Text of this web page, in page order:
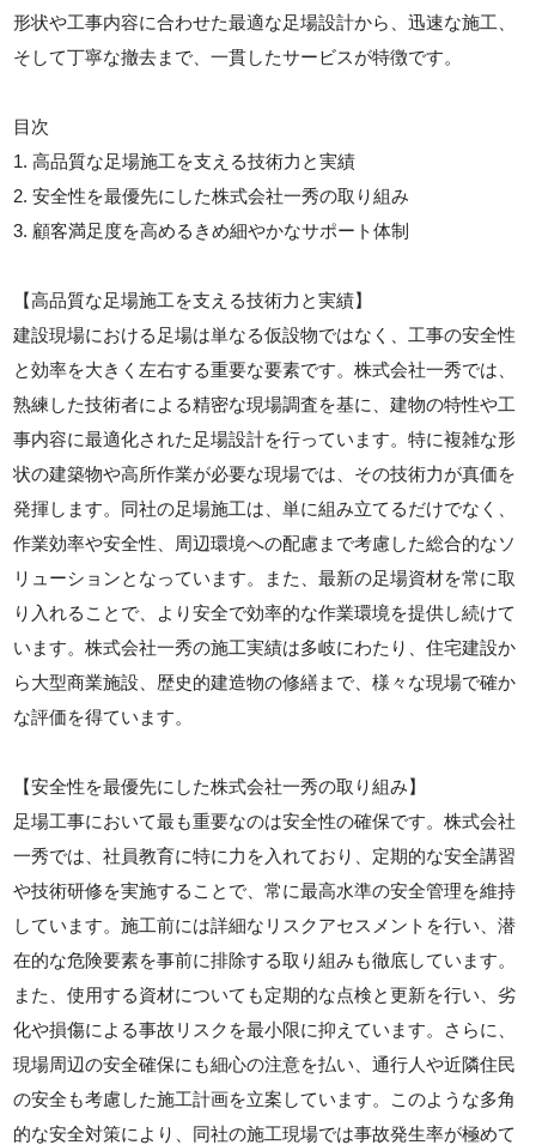
形状や工事内容に合わせた最適な足場設計から、迅速な施工、
そして丁寧な撤去まで、一貫したサービスが特徴です。
目次
1. 高品質な足場施工を支える技術力と実績
2. 安全性を最優先にした株式会社一秀の取り組み
3. 顧客満足度を高めるきめ細やかなサポート体制
【高品質な足場施工を支える技術力と実績】
建設現場における足場は単なる仮設物ではなく、工事の安全性
と効率を大きく左右する重要な要素です。株式会社一秀では、
熟練した技術者による精密な現場調査を基に、建物の特性や工
事内容に最適化された足場設計を行っています。特に複雑な形
状の建築物や高所作業が必要な現場では、その技術力が真価を
発揮します。同社の足場施工は、単に組み立てるだけでなく、
作業効率や安全性、周辺環境への配慮まで考慮した総合的なソ
リューションとなっています。また、最新の足場資材を常に取
り入れることで、より安全で効率的な作業環境を提供し続けて
います。株式会社一秀の施工実績は多岐にわたり、住宅建設か
ら大型商業施設、歴史的建造物の修繕まで、様々な現場で確か
な評価を得ています。
【安全性を最優先にした株式会社一秀の取り組み】
足場工事において最も重要なのは安全性の確保です。株式会社
一秀では、社員教育に特に力を入れており、定期的な安全講習
や技術研修を実施することで、常に最高水準の安全管理を維持
しています。施工前には詳細なリスクアセスメントを行い、潜
在的な危険要素を事前に排除する取り組みも徹底しています。
また、使用する資材についても定期的な点検と更新を行い、劣
化や損傷による事故リスクを最小限に抑えています。さらに、
現場周辺の安全確保にも細心の注意を払い、通行人や近隣住民
の安全も考慮した施工計画を立案しています。このような多角
的な安全対策により、同社の施工現場では事故発生率が極めて